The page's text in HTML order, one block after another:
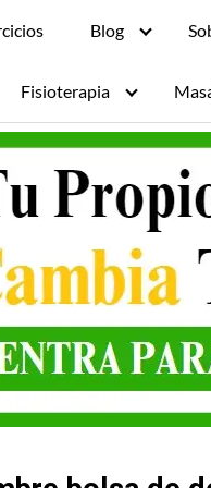
Blog
Fisioterapia